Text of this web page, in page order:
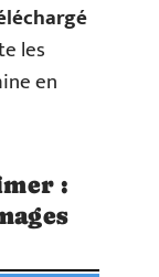
les
en
: